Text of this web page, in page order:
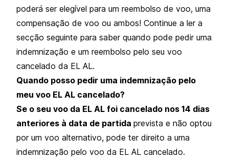
poderá ser elegível para um reembolso de voo, uma
compensação de voo ou ambos! Continue a ler a
secção seguinte para saber quando pode pedir uma
indemnização e um reembolso pelo seu voo
cancelado da EL AL.
Quando posso pedir uma indemnização pelo
meu voo EL AL cancelado?
Se o seu voo da EL AL foi cancelado nos 14 dias
anteriores à data de partida prevista e não optou
por um voo alternativo, pode ter direito a uma
indemnização pelo voo da EL AL cancelado.